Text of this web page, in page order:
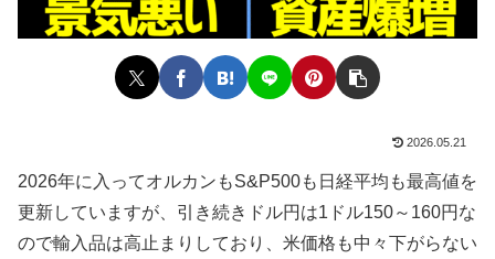
2026.05.21
2026年に入ってオルカンもS&P500も日経平均も最高値を
更新していますが、引き続きドル円は1ドル150～160円な
ので輸入品は高止まりしており、米価格も中々下がらない